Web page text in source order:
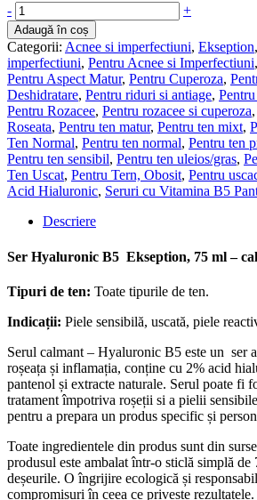
- Cantitate
E135
Ser
Mixlab
Hyaluronic
B5
Ekseption
75ml
-
ser
calmant
si
hidratant
+
Adaugă în coș
Categorii: Acnee si imperfectiuni, Ekseption,
imperfectiuni, Pentru Acnee si Imperfectiuni,
Pentru Aspect Matur, Pentru Cuperoza,
Deshidratare, Pentru riduri si antiage,
Pentru Rozacee, Pentru rozacee si cuperoza,
Roseata, Pentru ten matur, Pentru ten mixt,
Ten Normal, Pentru ten normal, Pentru ten
Pentru ten sensibil, Pentru ten uleios/gras,
Ten Uscat, Pentru Tern, Obosit, Pentru
Acid Hialuronic, Seruri cu Vitamina B5
Descriere
Ser Hyaluronic B5 Ekseption, 75 ml –
Tipuri de ten: Toate tipurile de ten.
Indicații: Piele sensibilă, uscată, piele
Serul calmant – Hyaluronic B5 este un ser
roșeața și inflamația, conține cu 2% acid
pantenol și extracte naturale. Serul poate fi
tratament împotriva roșeții si a pielii
pentru a prepara un produs specific și
Toate ingredientele din produs sunt din
produsul este ambalat într-o sticlă simplă de
deșeurile. O îngrijire ecologică și
compromisuri în ceea ce privește rezultatele.